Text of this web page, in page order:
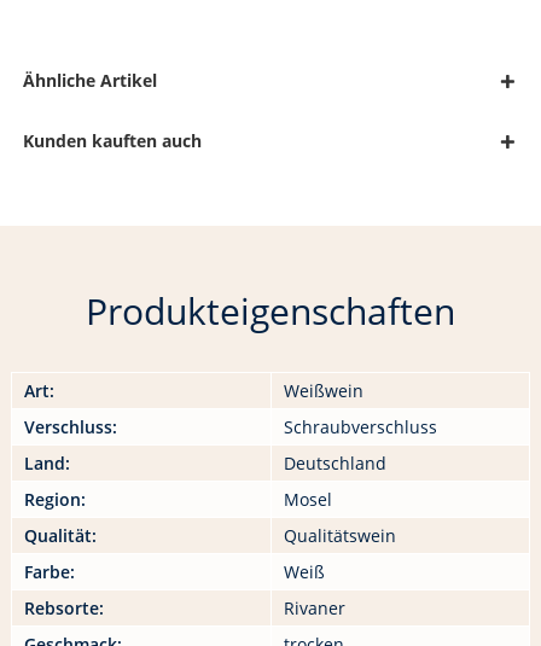
Ähnliche Artikel
Kunden kauften auch
Produkteigenschaften
Art:
Weißwein
Verschluss:
Schraubverschluss
Land:
Deutschland
Region:
Mosel
Qualität:
Qualitätswein
Farbe:
Weiß
Rebsorte:
Rivaner